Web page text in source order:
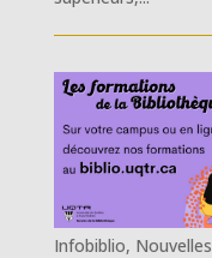
Infobiblio, Nouvelles